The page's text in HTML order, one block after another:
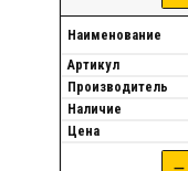
Наименование
Артикул
Производитель
Наличие
Цена